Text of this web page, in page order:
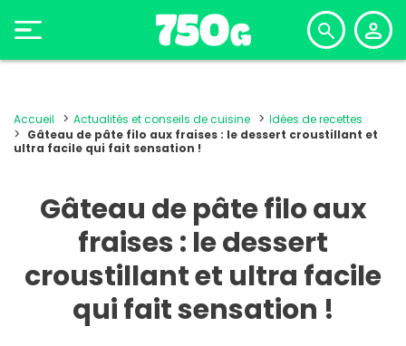
Accueil Actualités et conseils de cuisine
Idées de recettes
Gâteau de pâte filo aux fraises : le dessert croustillant et
ultra facile qui fait sensation !
Gâteau de pâte filo aux
fraises : le dessert
croustillant et ultra facile
qui fait sensation !